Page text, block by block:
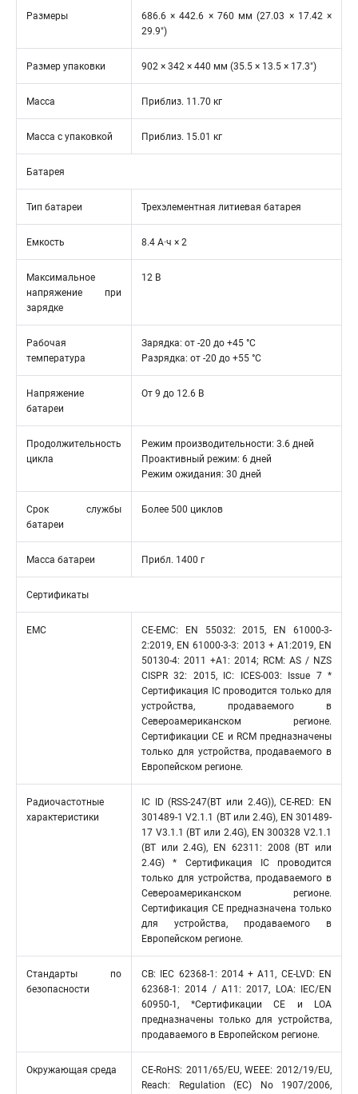
Размеры
686.6 × 442.6 × 760 мм (27.03 × 17.42 ×
29.9″)
Размер упаковки 902 × 342 × 440 мм (35.5 × 13.5 × 17.3″)
Масса Приблиз. 11.70 кг
Масса с упаковкой Приблиз. 15.01 кг
Батарея
Тип батареи Трехэлементная литиевая батарея
Емкость 8.4 А·ч × 2
Максимальное
напряжение при
зарядке
12 В
Рабочая
температура
Зарядка: от -20 до +45 °C
Разрядка: от -20 до +55 °C
Напряжение
батареи
От 9 до 12.6 В
Продолжительность
цикла
Режим производительности: 3.6 дней
Проактивный режим: 6 дней
Режим ожидания: 30 дней
Срок службы
батареи
Более 500 циклов
Масса батареи Прибл. 1400 г
Сертификаты
EMC
CE-EMC: EN 55032: 2015, EN 61000-3-
2:2019, EN 61000-3-3: 2013 + A1:2019, EN
50130-4: 2011 +A1: 2014; RCM: AS / NZS
CISPR 32: 2015, IC: ICES-003: Issue 7 *
Сертификация IC проводится только для
устройства, продаваемого в
Североамериканском регионе.
Сертификации CE и RCM предназначены
только для устройства, продаваемого в
Европейском регионе.
Радиочастотные
характеристики
IC ID (RSS-247(BT или 2.4G)), CE-RED: EN
301489-1 V2.1.1 (BT или 2.4G), EN 301489-
17 V3.1.1 (BT или 2.4G), EN 300328 V2.1.1
(BT или 2.4G), EN 62311: 2008 (BT или
2.4G) * Сертификация IC проводится
только для устройства, продаваемого в
Североамериканском регионе.
Сертификация CE предназначена только
для устройства, продаваемого в
Европейском регионе.
Стандарты по
безопасности
CB: IEC 62368-1: 2014 + A11, CE-LVD: EN
62368-1: 2014 / A11: 2017, LOA: IEC/EN
60950-1, *Сертификации CE и LOA
предназначены только для устройства,
продаваемого в Европейском регионе.
Окружающая среда
CE-RoHS: 2011/65/EU, WEEE: 2012/19/EU,
Reach: Regulation (EC) No 1907/2006,